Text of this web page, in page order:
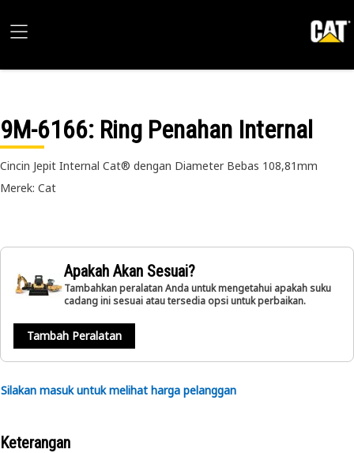
9M-6166: Ring Penahan Internal
Cincin Jepit Internal Cat® dengan Diameter Bebas 108,81mm
Merek: Cat
Apakah Akan Sesuai?
Tambahkan peralatan Anda untuk mengetahui apakah suku
cadang ini sesuai atau tersedia opsi untuk perbaikan.
Tambah Peralatan
Silakan masuk untuk melihat harga pelanggan
Keterangan